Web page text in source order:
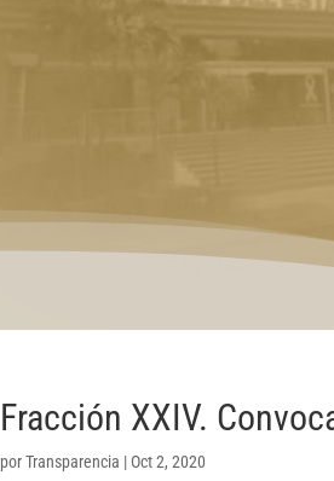
Fracción XXIV.
porTransparencia | Oct 2, 2020